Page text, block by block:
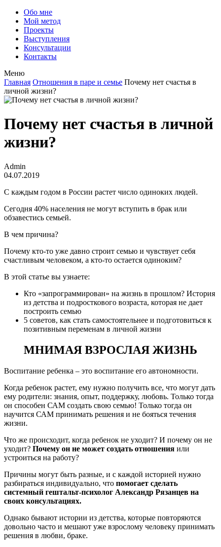
Обо мне
Мой метод
Проекты
Выступления
Консультации
Контакты
Меню
Главная Отношения в паре и семье Почему нет счастья в
личной жизни?
Почему нет счастья в личной
жизни?
Admin
04.07.2019
С каждым годом в России растет число одиноких людей.
Сегодня 40% населения не могут вступить в брак или
обзавестись семьей.
В чем причина?
Почему кто-то уже давно строит семью и чувствует себя
счастливым человеком, а кто-то остается одиноким?
В этой статье вы узнаете:
Кто «запрограммирован» на жизнь в прошлом? История
из детства и подросткового возраста, которая не дает
построить семью
5 советов, как стать самостоятельнее и подготовиться к
позитивным переменам в личной жизни
МНИМАЯ ВЗРОСЛАЯ ЖИЗНЬ
Воспитание ребенка – это воспитание его автономности.
Когда ребенок растет, ему нужно получить все, что могут дать
ему родители: знания, опыт, поддержку, любовь. Только тогда
он способен САМ создать свою семью! Только тогда он
научится САМ принимать решения и не бояться течения
жизни.
Что же происходит, когда ребенок не уходит? И почему он не
уходит? Почему он не может создать отношения или
устроиться на работу?
Причины могут быть разные, и с каждой историей нужно
разбираться индивидуально, что помогает сделать
системный гештальт-психолог Александр Рязанцев на
своих консультациях.
Однако бывают истории из детства, которые повторяются
довольно часто и мешают уже взрослому человеку принимать
решения в любви, браке.